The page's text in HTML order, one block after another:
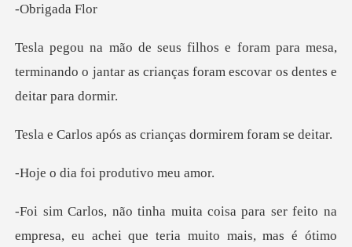
igad
ara mesa,
terminando o jantar as crianças f
as crianças dormir
foi produt
eu achei que teria muito mais, mas é ótimo